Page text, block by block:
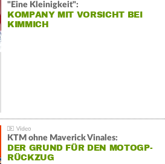
"Eine Kleinigkeit":
KOMPANY MIT VORSICHT BEI
KIMMICH
KTM ohne Maverick Vinales:
DER GRUND FÜR DEN MOTOGP-
RÜCKZUG